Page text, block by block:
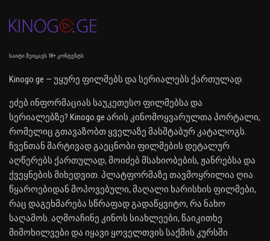
საიტი შეიცავს 18+ კონტენტს
Kinogo.ge — უყურე ფილმებს და სერიალებს ქართულად.
ეძებ ინფორმაციას საუკეთესო ფილმებსა და
სერიალებზე? Kinogo.ge არის კინომოყვარულთა პორტალი,
რომელიც გთავაზობთ ყველაზე მასშტაბურ კატალოგს.
ჩვენთან მარტივად გაეცნობი ფილმების დეტალურ
აღწერებს ქართულად, მოიძებ მსახიობების, ჟანრებსა და
ქვეყნების მიხედვით. პლატფორმაზე თავმოყრილია ღია
წყაროებიდან მოპოვებული, მაღალი ხარისხის ფილმები,
რაც დაგეხმარება სწრაფად გადაწყვიტო, რა ნახო
საღამოს. აღმოაჩინე კინოს სიახლეები, წაიკითხე
მიმოხილვები და იყავი ყოველთვის საქმის კურსში